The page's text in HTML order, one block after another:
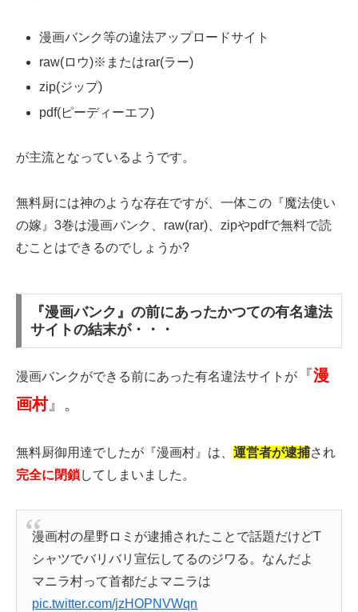
漫画バンク等の違法アップロードサイト
raw(ロウ)※またはrar(ラー)
zip(ジップ)
pdf(ピーディーエフ)
が主流となっているようです。
無料厨には神のような存在ですが、一体この『魔法使い
の嫁』3巻は漫画バンク、raw(rar)、zipやpdfで無料で読
むことはできるのでしょうか?
『漫画バンク』の前にあったかつての有名違法
サイトの結末が・・・
漫画バンクができる前にあった有名違法サイトが 『漫
画村』。
無料厨御用達でしたが『漫画村』は、 運営者が逮捕され
完全に閉鎖してしまいました。
漫画村の星野ロミが逮捕されたことで話題だけどT
シャツでバリバリ宣伝してるのジワる。なんだよ
マニラ村って首都だよマニラは
pic.twitter.com/jzHOPNVWqn